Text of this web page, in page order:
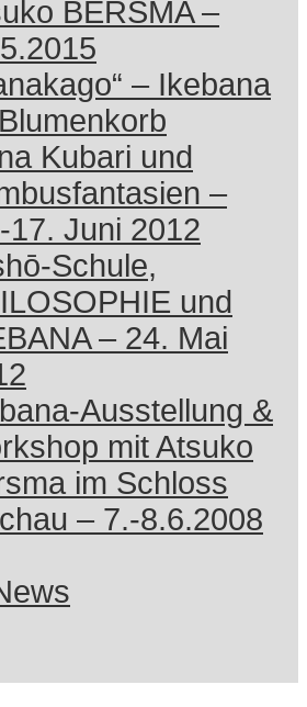
BERSMA –
– Ikebana
Kubari und
–
17. Juni 2012
Schule,
und
– 24. Mai
Ausstellung &
mit Atsuko
im Schloss
– 7.-8.6.2008